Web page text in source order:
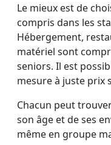
Le mieux est de
compris dans les
Hébergement,
matériel sont
seniors. Il est
mesure à juste prix
Chacun peut
son âge et de ses
même en groupe